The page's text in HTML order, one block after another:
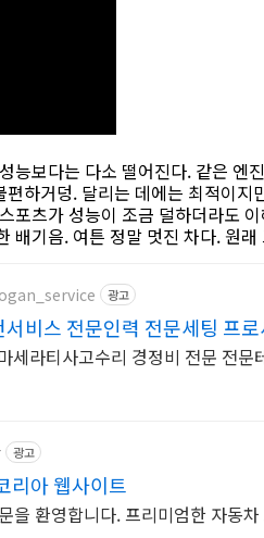
능보다는 다소 떨어진다. 같은 엔
하거덩. 달리는 데에는 최적이
포츠가 성능이 조금 덜하더라도
배기음. 여튼 정말 멋진 차다. 원
광고
비스 전문인력 전문세팅 프
세라티사고수리 경정비 전문 전문
광고
리아 웹사이트
을 환영합니다. 프리미엄한 자동